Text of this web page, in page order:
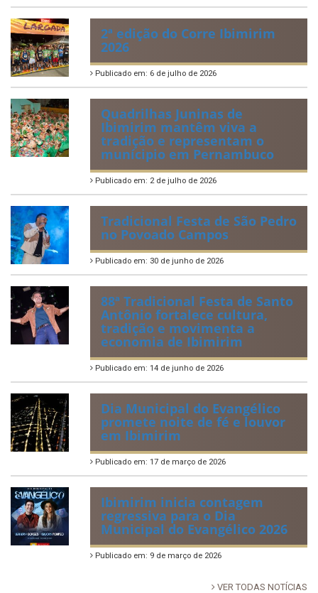
2ª edição do Corre Ibimirim
2026
Publicado em: 6 de julho de 2026
Quadrilhas Juninas de
Ibimirim mantêm viva a
tradição e representam o
munícipio em Pernambuco
Publicado em: 2 de julho de 2026
Tradicional Festa de São Pedro
no Povoado Campos
Publicado em: 30 de junho de 2026
88ª Tradicional Festa de Santo
Antônio fortalece cultura,
tradição e movimenta a
economia de Ibimirim
Publicado em: 14 de junho de 2026
Dia Municipal do Evangélico
promete noite de fé e louvor
em Ibimirim
Publicado em: 17 de março de 2026
Ibimirim inicia contagem
regressiva para o Dia
Municipal do Evangélico 2026
Publicado em: 9 de março de 2026
VER TODAS NOTÍCIAS